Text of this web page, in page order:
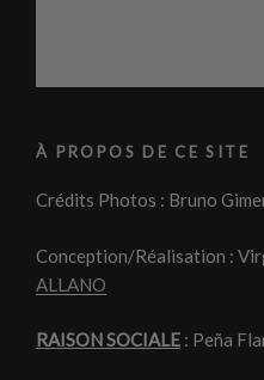
À PROPOS DE CE SITE
Crédits Photos : Bruno
Conception/Réalisation :
ALLANO
RAISON SOCIALE : Peña